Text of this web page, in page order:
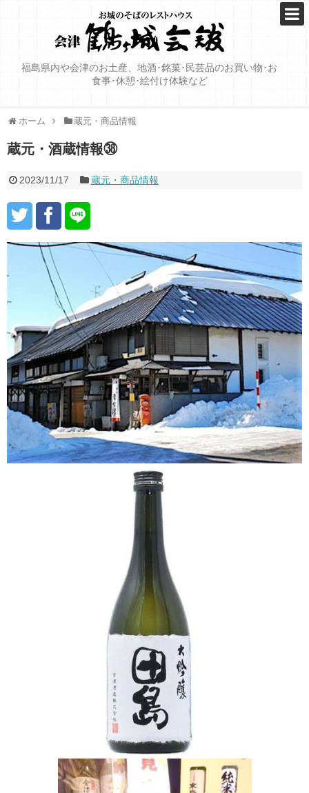
福島県内や会津のお土産、地酒･銘菓･民芸品のお買い物･お
食事･休憩･絵付け体験など
ホーム 蔵元・商品情報
蔵元・酒蔵情報㊳
2023/11/17 蔵元・商品情報